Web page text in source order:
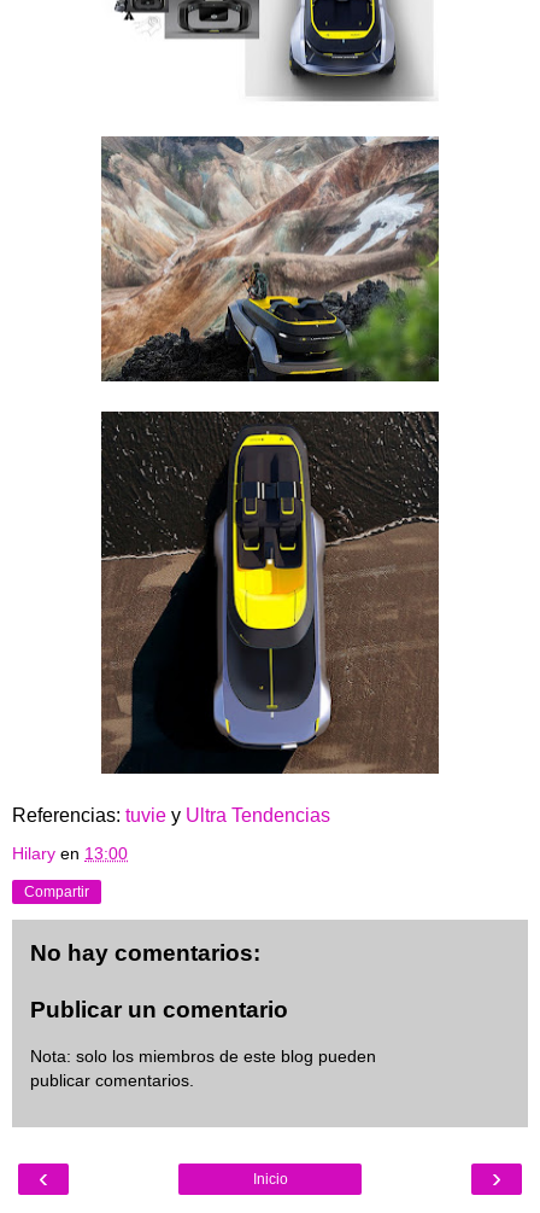
Referencias: tuvie y Ultra Tendencias
Hilary en 13:00
Compartir
No hay comentarios:
Publicar un comentario
Nota: solo los miembros de este blog pueden
publicar comentarios.
‹ ›
Inicio